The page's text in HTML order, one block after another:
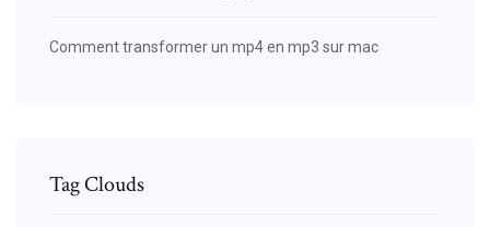
Comment transformer un mp4 en mp3 sur mac
Tag Clouds